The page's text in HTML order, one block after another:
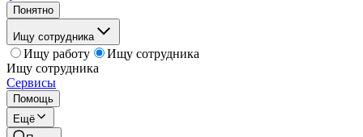
Понятно
Ищу сотрудника
Ищу работу
Ищу сотрудника
Ищу сотрудника
Сервисы
Помощь
Ещё